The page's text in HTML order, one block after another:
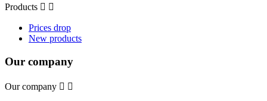
Products  
Prices drop
New products
Our company
Our company  